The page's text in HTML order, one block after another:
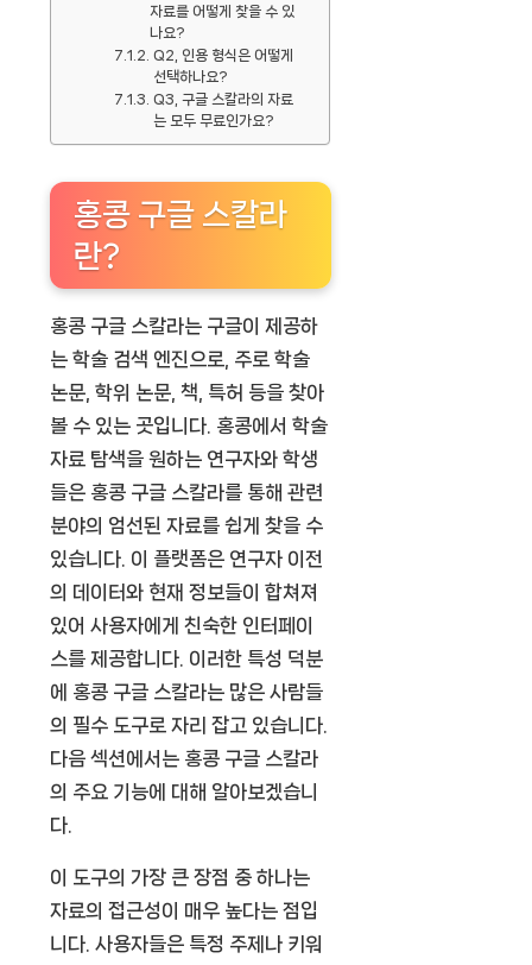
자료를 어떻게 찾을 수 있
나요?
Q2, 인용 형식은 어떻게
선택하나요?
Q3, 구글 스칼라의 자료
는 모두 무료인가요?
홍콩 구글 스칼라
란?
홍콩 구글 스칼라는 구글이 제공하
는 학술 검색 엔진으로, 주로 학술
논문, 학위 논문, 책, 특허 등을 찾아
볼 수 있는 곳입니다. 홍콩에서 학술
자료 탐색을 원하는 연구자와 학생
들은 홍콩 구글 스칼라를 통해 관련
분야의 엄선된 자료를 쉽게 찾을 수
있습니다. 이 플랫폼은 연구자 이전
의 데이터와 현재 정보들이 합쳐져
있어 사용자에게 친숙한 인터페이
스를 제공합니다. 이러한 특성 덕분
에 홍콩 구글 스칼라는 많은 사람들
의 필수 도구로 자리 잡고 있습니다.
다음 섹션에서는 홍콩 구글 스칼라
의 주요 기능에 대해 알아보겠습니
다.
이 도구의 가장 큰 장점 중 하나는
자료의 접근성이 매우 높다는 점입
니다. 사용자들은 특정 주제나 키워